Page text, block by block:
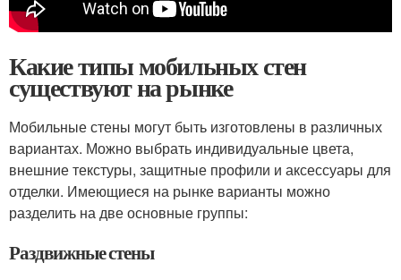
Какие типы мобильных стен
существуют на рынке
Мобильные стены могут быть изготовлены в различных
вариантах. Можно выбрать индивидуальные цвета,
внешние текстуры, защитные профили и аксессуары для
отделки. Имеющиеся на рынке варианты можно
разделить на две основные группы:
Раздвижные стены